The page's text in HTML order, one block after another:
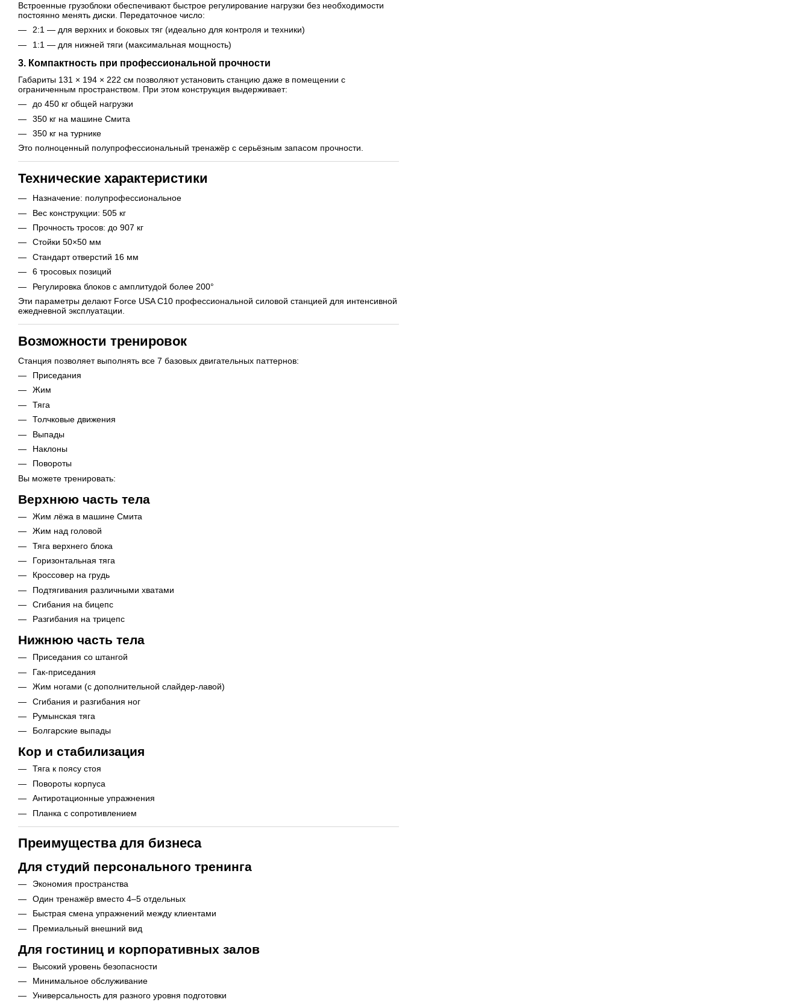
Встроенные грузоблоки обеспечивают быстрое регулирование нагрузки без необходимости
постоянно менять диски. Передаточное число:
2:1 — для верхних и боковых тяг (идеально для контроля и техники)
1:1 — для нижней тяги (максимальная мощность)
3. Компактность при профессиональной прочности
Габариты 131 × 194 × 222 см позволяют установить станцию даже в помещении с
ограниченным пространством. При этом конструкция выдерживает:
до 450 кг общей нагрузки
350 кг на машине Смита
350 кг на турнике
Это полноценный полупрофессиональный тренажёр с серьёзным запасом прочности.
Технические характеристики
Назначение: полупрофессиональное
Вес конструкции: 505 кг
Прочность тросов: до 907 кг
Стойки 50×50 мм
Стандарт отверстий 16 мм
6 тросовых позиций
Регулировка блоков с амплитудой более 200°
Эти параметры делают Force USA C10 профессиональной силовой станцией для интенсивной
ежедневной эксплуатации.
Возможности тренировок
Станция позволяет выполнять все 7 базовых двигательных паттернов:
Приседания
Жим
Тяга
Толчковые движения
Выпады
Наклоны
Повороты
Вы можете тренировать:
Верхнюю часть тела
Жим лёжа в машине Смита
Жим над головой
Тяга верхнего блока
Горизонтальная тяга
Кроссовер на грудь
Подтягивания различными хватами
Сгибания на бицепс
Разгибания на трицепс
Нижнюю часть тела
Приседания со штангой
Гак-приседания
Жим ногами (с дополнительной слайдер-лавой)
Сгибания и разгибания ног
Румынская тяга
Болгарские выпады
Кор и стабилизация
Тяга к поясу стоя
Повороты корпуса
Антиротационные упражнения
Планка с сопротивлением
Преимущества для бизнеса
Для студий персонального тренинга
Экономия пространства
Один тренажёр вместо 4–5 отдельных
Быстрая смена упражнений между клиентами
Премиальный внешний вид
Для гостиниц и корпоративных залов
Высокий уровень безопасности
Минимальное обслуживание
Универсальность для разного уровня подготовки